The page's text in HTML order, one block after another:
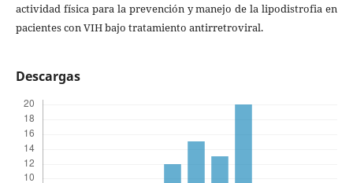
actividad física para la prevención y manejo de la lipodistrofia en
pacientes con VIH bajo tratamiento antirretroviral.
Descargas